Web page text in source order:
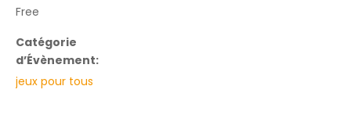
Free
Catégorie
d’Évènement:
jeux pour tous